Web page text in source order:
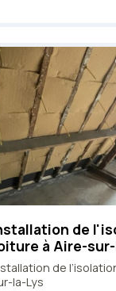
de
à Aire-
de
la-Lys